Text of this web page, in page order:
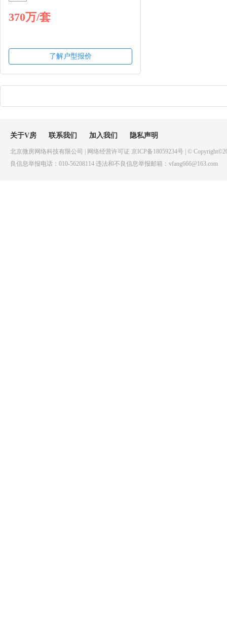
370万/套
了解户型报价
关于V房 联系我们 加入我们 隐私声明
北京微房网络科技有限公司 | 网络经营许可证 京ICP备18059234号 | ©
良信息举报电话：010-56208114 违法和不良信息举报邮箱：vfang666@163.com